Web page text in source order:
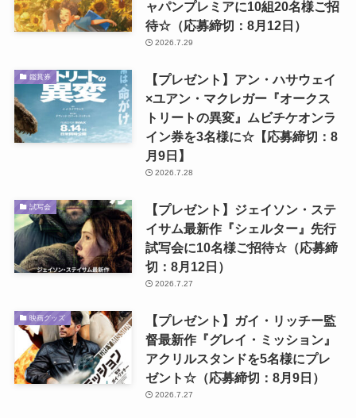
ャパンプレミアに10組20名様ご招
待☆（応募締切：8月12日）
2026.7.29
鑑賞券
【プレゼント】アン・ハサウェイ
×ユアン・マクレガー『オークス
トリートの異変』ムビチケオンラ
イン券を3名様に☆【応募締切：8
月9日】
2026.7.28
試写会
【プレゼント】ジェイソン・ステ
イサム最新作『シェルター』先行
試写会に10名様ご招待☆（応募締
切：8月12日）
2026.7.27
映画グッズ
【プレゼント】ガイ・リッチー監
督最新作『グレイ・ミッション』
アクリルスタンドを5名様にプレ
ゼント☆（応募締切：8月9日）
2026.7.27